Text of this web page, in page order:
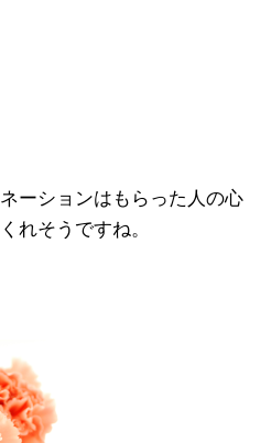
ーションはもらった人の心
れそうですね。